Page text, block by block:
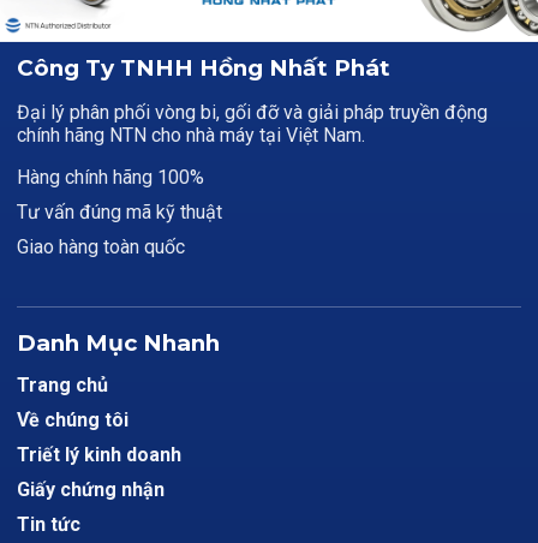
Công Ty TNHH Hồng Nhất Phát
Đại lý phân phối vòng bi, gối đỡ và giải pháp truyền động
chính hãng NTN cho nhà máy tại Việt Nam.
Hàng chính hãng 100%
Tư vấn đúng mã kỹ thuật
Giao hàng toàn quốc
Danh Mục Nhanh
Trang chủ
Về chúng tôi
Triết lý kinh doanh
Giấy chứng nhận
Tin tức